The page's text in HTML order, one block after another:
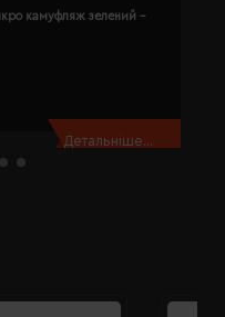
камуфляж зелений -
Детальніше...